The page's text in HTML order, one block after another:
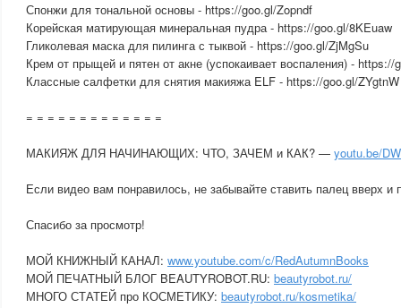
Спонжи для тональной основы - https://goo.gl/Zopndf
Корейская матирующая минеральная пудра - https://goo.gl/8KEuaw
Гликолевая маска для пилинга с тыквой - https://goo.gl/ZjMgSu
Крем от прыщей и пятен от акне (успокаивает воспаления) - https://
Классные салфетки для снятия макияжа ELF - https://goo.gl/ZYgtnW
= = = = = = = = = = = = =
МАКИЯЖ ДЛЯ НАЧИНАЮЩИХ: ЧТО, ЗАЧЕМ и КАК? — youtu.be/
Если видео вам понравилось, не забывайте ставить палец вверх и
Спасибо за просмотр!
МОЙ КНИЖНЫЙ КАНАЛ: www.youtube.com/c/RedAutumnBooks
МОЙ ПЕЧАТНЫЙ БЛОГ BEAUTYROBOT.RU: beautyrobot.ru/
МНОГО СТАТЕЙ про КОСМЕТИКУ: beautyrobot.ru/kosmetika/